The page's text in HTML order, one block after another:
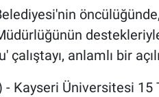
çalıştayı, anlamlı bir
- Kayseri Üniversitesi